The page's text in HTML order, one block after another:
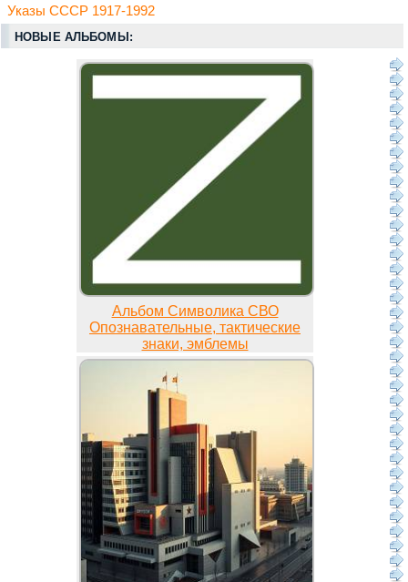
Указы СССР 1917-1992
НОВЫЕ АЛЬБОМЫ:
Альбом Символика СВО
Опознавательные, тактические
знаки, эмблемы